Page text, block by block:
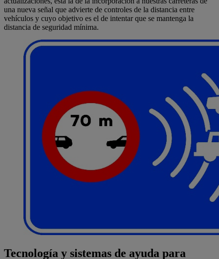
una nueva señal que advierte de controles de la distancia entre
vehículos y cuyo objetivo es el de intentar que se mantenga la
distancia de seguridad mínima.
Tecnología y sistemas de ayuda para